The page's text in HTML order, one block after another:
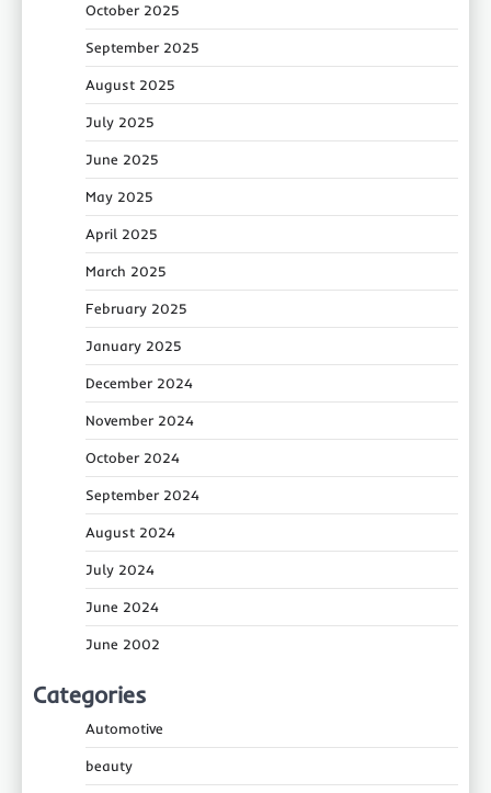
October 2025
September 2025
August 2025
July 2025
June 2025
May 2025
April 2025
March 2025
February 2025
January 2025
December 2024
November 2024
October 2024
September 2024
August 2024
July 2024
June 2024
June 2002
Categories
Automotive
beauty